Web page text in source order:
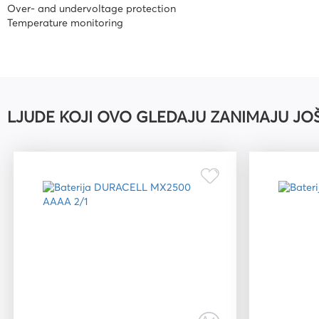
Over- and undervoltage protection
Temperature monitoring
LJUDE KOJI OVO GLEDAJU ZANIMAJU